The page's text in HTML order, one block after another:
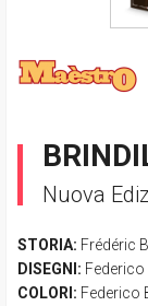
Nuova
STORIA: Frédéric
DISEGNI:
COLORI: Federico